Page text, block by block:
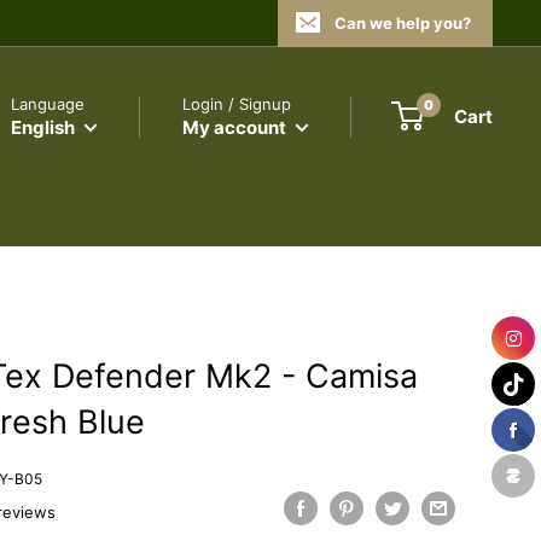
Can we help you?
Language
English
Login / Signup
My account
0 Cart
Defender Mk2 - Camisa
Blue
B05